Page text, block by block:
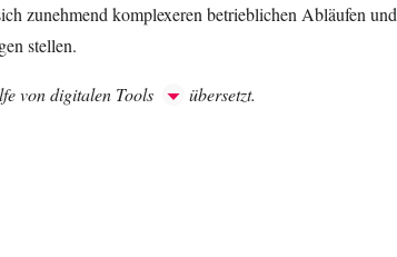
zunehmend komplexeren betrieblichen Abläufen und
stellen.
von digitalen Tools übersetzt.